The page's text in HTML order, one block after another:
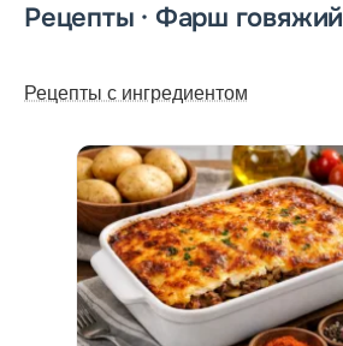
Рецепты · Фарш говяжий
Рецепты с ингредиентом